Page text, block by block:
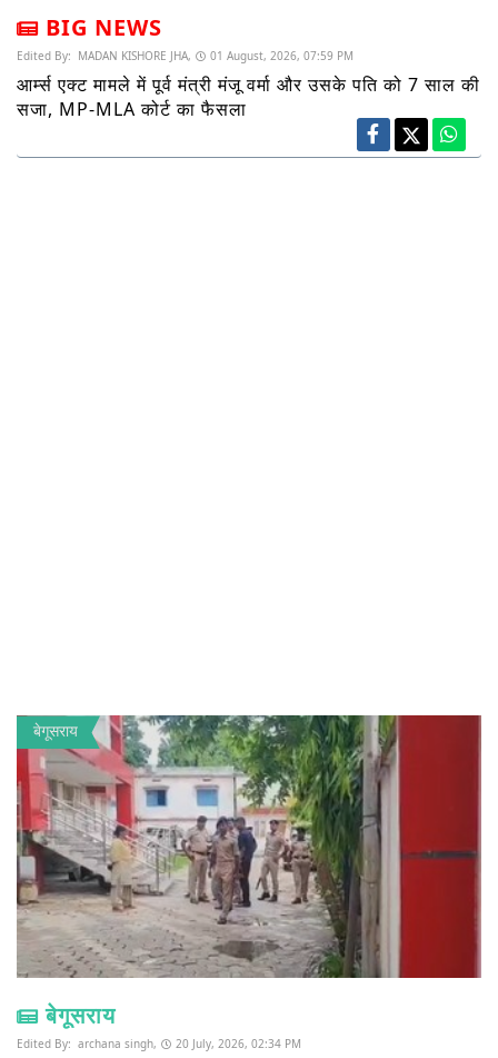
BIG NEWS
Edited By: MADAN KISHORE JHA, 01 August, 2026, 07:59 PM
आर्म्स एक्ट मामले में पूर्व मंत्री मंजू वर्मा और उसके पति को 7 साल की
सजा, MP-MLA कोर्ट का फैसला
बेगूसराय
बेगूसराय
Edited By: archana singh, 20 July, 2026, 02:34 PM